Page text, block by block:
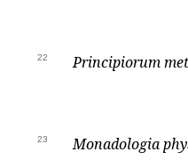
22 Principiorum
23 Monadologia